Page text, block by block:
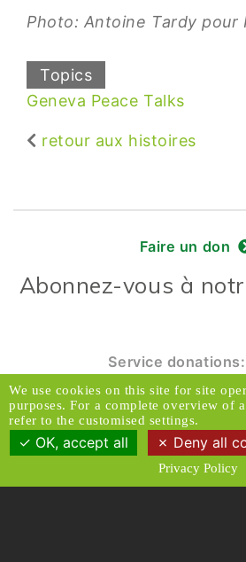
Photo: Antoine Tardy pour
Topics
Geneva Peace Talks
retour aux histoires
Faire un don
Abonnez-vous à
Service donations:
© 2026 Caux Initiatives et
droits
Contact & Accès
Clause de
Médias
Politique
We use cookies on this site for site
purposes. For a complete overview of
refer to the customised settings.
OK, accept all Deny all
Privacy Policy